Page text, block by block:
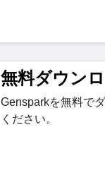
無料ダウン
Gensparkを無料で
ください。